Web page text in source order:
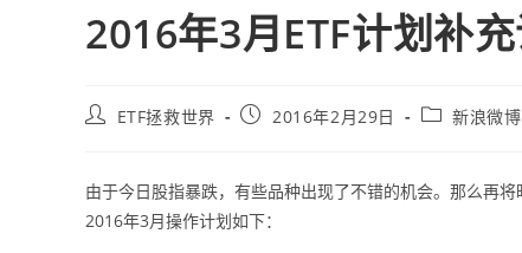
2016年3月ETF计划补
PostETF拯救世界
Post2016年2月29日
Post新浪微博
由于今日股指暴跌，有些品种出现了不错的机会。那么再将
2016年3月操作计划如下：